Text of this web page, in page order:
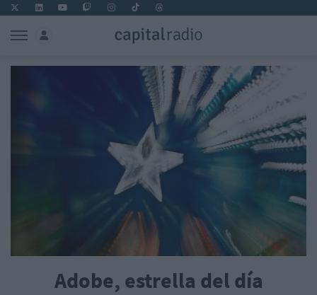
Adobe, estrella del día